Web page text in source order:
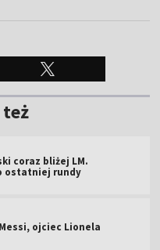
też
coraz bliżej LM.
ostatniej rundy
ojciec Lionela